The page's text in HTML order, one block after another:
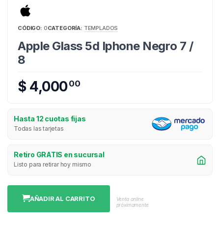
CÓDIGO: 0CATEGORÍA: TEMPLADOS
Apple Glass 5d Iphone Negro 7 /
8
$ 4,00000
Hasta 12 cuotas fijas
Todas las tarjetas
Retiro GRATIS en sucursal
Listo para retirar hoy mismo
AÑADIR AL CARRITO
Venta online
próximamente